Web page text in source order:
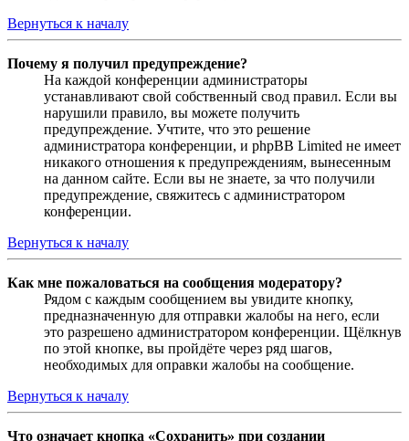
Вернуться к началу
Почему я получил предупреждение?
На каждой конференции администраторы
устанавливают свой собственный свод правил. Если вы
нарушили правило, вы можете получить
предупреждение. Учтите, что это решение
администратора конференции, и phpBB Limited не имеет
никакого отношения к предупреждениям, вынесенным
на данном сайте. Если вы не знаете, за что получили
предупреждение, свяжитесь с администратором
конференции.
Вернуться к началу
Как мне пожаловаться на сообщения модератору?
Рядом с каждым сообщением вы увидите кнопку,
предназначенную для отправки жалобы на него, если
это разрешено администратором конференции. Щёлкнув
по этой кнопке, вы пройдёте через ряд шагов,
необходимых для оправки жалобы на сообщение.
Вернуться к началу
Что означает кнопка «Сохранить» при создании